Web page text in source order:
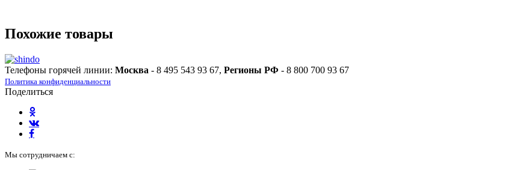
Похожие товары
Телефоны горячей линии: Москва - 8 495 543 93 67, Регионы РФ - 8 800 700 93 67
Политика конфиденциальности
Поделиться
Мы сотрудничаем с: